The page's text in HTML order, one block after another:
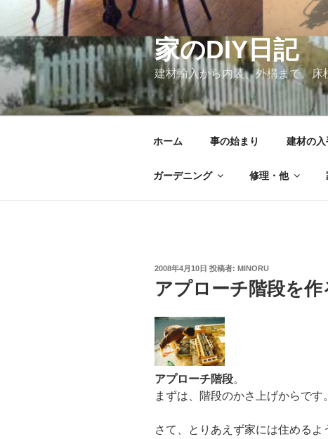
テ
ン
ツ
へ
ス
家のDIY日記
建材輸入から内装、外構まで。床
ホーム 事の始まり 建材の入
ガーデニング 修理・他
投
日:
2008年4月10日 投稿者: MINORU
アプローチ階段を
アプローチ階段。
まずは、階段のかさ上げからです。
さて、とりあえず家には住めるよ